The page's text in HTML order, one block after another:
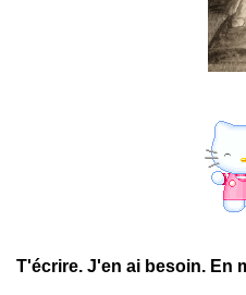
T'écrire. J'en ai besoin. En